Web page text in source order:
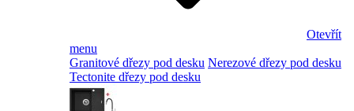
Otevřít
menu
Granitové dřezy pod desku Nerezové dřezy pod desku
Tectonite dřezy pod desku